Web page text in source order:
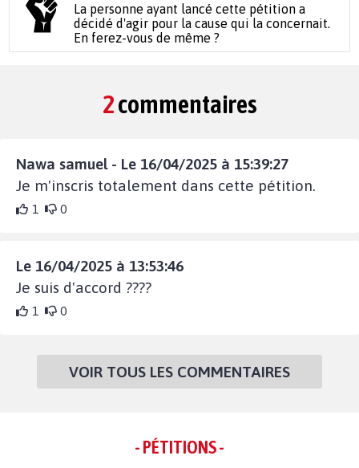
La personne ayant lancé cette pétition a
décidé d'agir pour la cause qui la concernait.
En ferez-vous de même ?
2commentaires
Nawa samuel - Le 16/04/2025 à 15:39:27
Je m'inscris totalement dans cette pétition.
1 0
Le 16/04/2025 à 13:53:46
Je suis d'accord ????
1 0
VOIR TOUS LES COMMENTAIRES
- PÉTITIONS -